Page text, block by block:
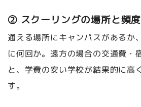
② スクーリングの場所と頻度
通える場所にキャンパスがあるか
に何回か。遠方の場合の交通費・
と、学費の安い学校が結果的に高
す。